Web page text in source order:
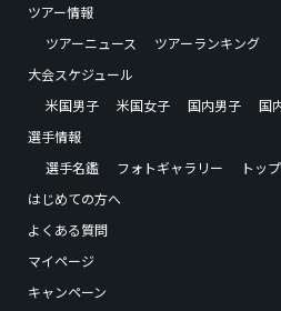
ツアー情報
ツアーニュース
ツアーランキング
大会スケジュール
米国男子
米国女子 国内男子
国
選手情報
選手名鑑
フォトギャラリー
トッ
はじめての方へ
よくある質問
マイページ
キャンペーン